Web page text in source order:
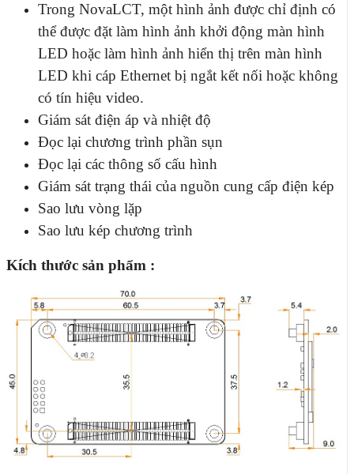
Trong NovaLCT, một hình ảnh được chỉ định có
thể được đặt làm hình ảnh khởi động màn hình
LED hoặc làm hình ảnh hiển thị trên màn hình
LED khi cáp Ethernet bị ngắt kết nối hoặc không
có tín hiệu video.
Giám sát điện áp và nhiệt độ
Đọc lại chương trình phần sụn
Đọc lại các thông số cấu hình
Giám sát trạng thái của nguồn cung cấp điện kép
Sao lưu vòng lặp
Sao lưu kép chương trình
Kích thước sản phẩm :